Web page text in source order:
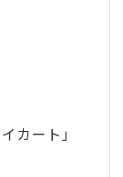
カート」